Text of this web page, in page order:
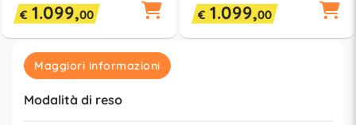
€ 1.099,00 € 1.099,00
Maggiori informazioni
Modalità di reso